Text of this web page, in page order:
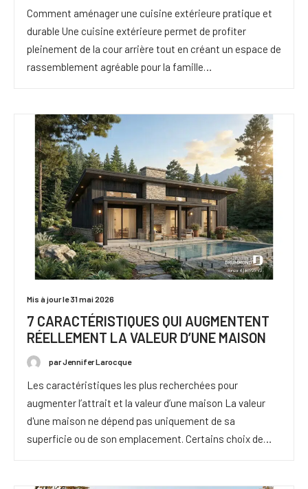
Comment aménager une cuisine extérieure pratique et
durable Une cuisine extérieure permet de profiter
pleinement de la cour arrière tout en créant un espace de
rassemblement agréable pour la famille…
Mis à jour le 31 mai 2026
7 CARACTÉRISTIQUES QUI AUGMENTENT
RÉELLEMENT LA VALEUR D’UNE MAISON
par Jennifer Larocque
Les caractéristiques les plus recherchées pour
augmenter l’attrait et la valeur d’une maison La valeur
d'une maison ne dépend pas uniquement de sa
superficie ou de son emplacement. Certains choix de…